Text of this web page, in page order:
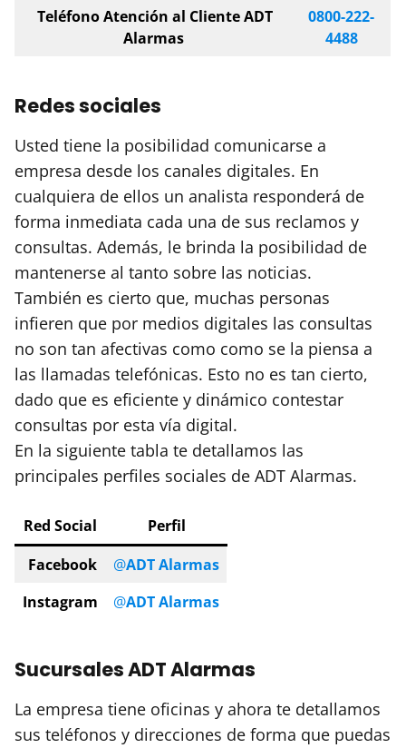
Teléfono Atención al Cliente ADT
Alarmas
0800-222-
4488
Redes sociales
Usted tiene la posibilidad comunicarse a
empresa desde los canales digitales. En
cualquiera de ellos un analista responderá de
forma inmediata cada una de sus reclamos y
consultas. Además, le brinda la posibilidad de
mantenerse al tanto sobre las noticias.
También es cierto que, muchas personas
infieren que por medios digitales las consultas
no son tan afectivas como como se la piensa a
las llamadas telefónicas. Esto no es tan cierto,
dado que es eficiente y dinámico contestar
consultas por esta vía digital.
En la siguiente tabla te detallamos las
principales perfiles sociales de ADT Alarmas.
Red Social
Perfil
Facebook
@ADT Alarmas
Instagram
@ADT Alarmas
Sucursales ADT Alarmas
La empresa tiene oficinas y ahora te detallamos
sus teléfonos y direcciones de forma que puedas